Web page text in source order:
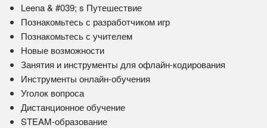
Leena & #039; s Путешествие
Познакомьтесь с разработчиком игр
Познакомьтесь с учителем
Новые возможности
Занятия и инструменты для офлайн-кодирования
Инструменты онлайн-обучения
Уголок вопроса
Дистанционное обучение
STEAM-образование